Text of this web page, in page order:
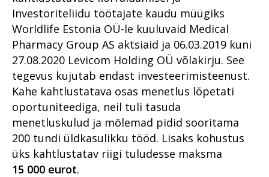
Riigi peaprokurörilt
Riigihangetega seotud
korruptsioonist
meditsiinisektoris
Riigivastased süüteod
Süüdistusosakond aastal
2022
Suure kahjuga
majanduskuritegevus
küberkuritegevuse
tõkestamise väljakutsetest
tõendite kogumisel
Raske
korruptsioonikuritegevus
Riigivastased süüteod
Suur samm edasi
investeerimiskelmuste
pandeemia peatamiseks
Suure kahjuga
aastal 2020
Lääne ringkonnaprokuratuur
2020. aastal
Lõuna ringkonnaprokuratuur
2020. aastal
Avalike suhete osakond 2020.
aastal
Süüdistusosakond 2020.
aastal
Järelevalveosakond 2020.
keelas vastsündinu
päästmise vereülekandega
Mäo tulistamine
Pommiplahvatus
Vabaduse väljakul
2019
Avalike suhete osakond
aastal 2019
Järelevalveosakond aastal
2019
Haldusosakond aastal 2019
Rahvusvaheline koostöö 2019
Valmisid prokuröride
kompetentsimudelid
Prokuratuuri aasta numbrites
Millised on kõige mõjukamad
lood?
Rahvusvaheline koostöö
Prokuratuuri aastaraamat
2017
Ühenda prokurör tema
lemmikuga
Juhuslik vihje viis südametu
kotijooksja tabamiseni
Aasta prokurör ja aasta
ametnik
Prokuratuuri personalitöö
Rahvusvaheline koostöö
Prokuratuuri panus
õigusloomesse
Prokuratuuri aastaraamat
2016
Investoriteliidu töötajate kaudu müügiks
Worldlife Estonia OÜ-le kuuluvaid Medical
Pharmacy Group AS aktsiaid ja 06.03.2019 kuni
27.08.2020 Levicom Holding OÜ võlakirju. See
tegevus kujutab endast investeerimisteenust.
Kahe kahtlustatava osas menetlus lõpetati
oportuniteediga, neil tuli tasuda
menetluskulud ja mõlemad pidid sooritama
200 tundi üldkasulikku tööd. Lisaks kohustus
üks kahtlustatav riigi tuludesse maksma
15 000 eurot.